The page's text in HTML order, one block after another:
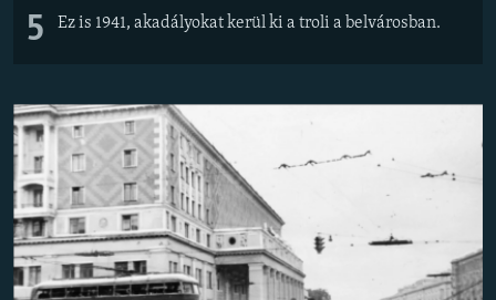
5 Ez is 1941, akadályokat kerül ki a troli a belvárosban.